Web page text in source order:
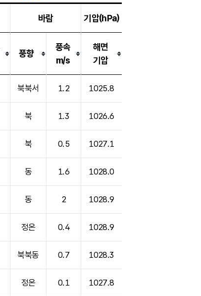
바람 기압(hPa)
풍향
풍속
m/s
해면
기압
북북서 1.2 1025.8
북 1.3 1026.6
북 0.5 1027.1
동 1.6 1028.0
동 2 1028.9
정온 0.4 1028.9
북북동 0.7 1028.3
정온 0.1 1027.8